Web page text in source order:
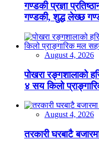
गण्डकी प्रज्ञा
गण्डकी, शुद्ध लेख्छ
August 4, 2026
पोखरा रङ्गशालाको
४ सय किलो
August 4, 2026
तरकारी घरबाटै